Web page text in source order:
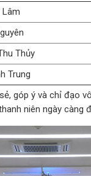
Lâm
Thủy
Trung
góp ý và chỉ đạo
niên ngày càng